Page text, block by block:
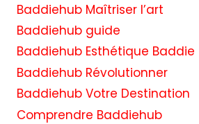
Baddiehub Maîtriser l’art
Baddiehub guide
Baddiehub Esthétique Baddie
Baddiehub Révolutionner
Baddiehub Votre Destination
Comprendre Baddiehub